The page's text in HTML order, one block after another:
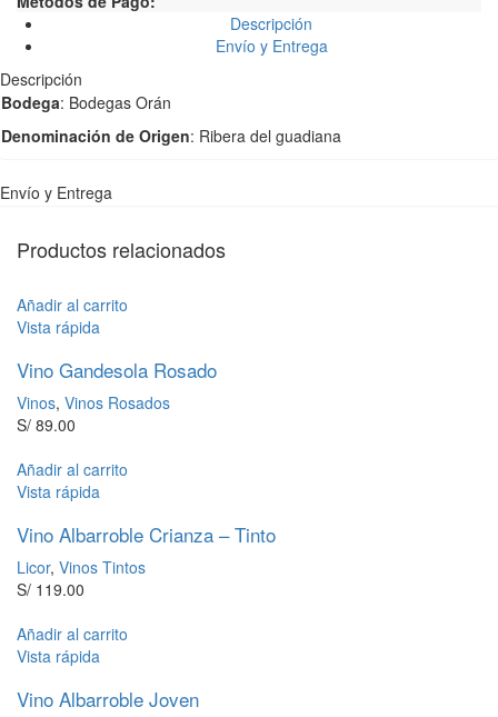
Descripción
Envío y Entrega
Descripción
Bodega: Bodegas Orán
Denominación de Origen: Ribera del guadiana
Envío y Entrega
Productos relacionados
Añadir al carrito
Vista rápida
Vino Gandesola Rosado
Vinos, Vinos Rosados
S/ 89.00
Añadir al carrito
Vista rápida
Vino Albarroble Crianza – Tinto
Licor, Vinos Tintos
S/ 119.00
Añadir al carrito
Vista rápida
Vino Albarroble Joven